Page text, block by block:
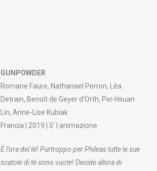
GUNPOWDER
Romane Faure, Nathanael Perron, Léa
Detrain, Benoît de Geyer d’Orth, Pei-Hsuan
Lin, Anne-Lise Kubiak
Francia | 2019 | 5′ | animazione
È l’ora del tè! Purtroppo per Phileas tutte le sue
scatole di tè sono vuote! Decide allora di